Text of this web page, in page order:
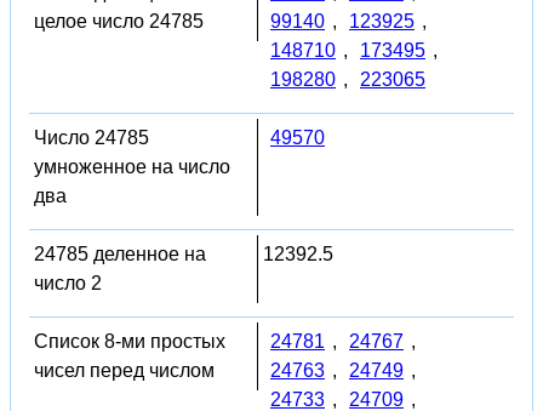
целое число 24785
99140 , 123925 ,
148710 , 173495 ,
198280 , 223065
Число 24785
умноженное на число
два
49570
24785 деленное на
число 2
12392.5
Список 8-ми простых
чисел перед числом
24781 , 24767 ,
24763 , 24749 ,
24733 , 24709 ,